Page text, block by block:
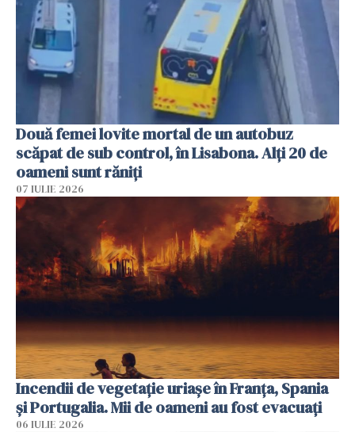
Două femei lovite mortal de un autobuz
scăpat de sub control, în Lisabona. Alți 20 de
oameni sunt răniți
07 IULIE 2026
Incendii de vegetație uriașe în Franța, Spania
și Portugalia. Mii de oameni au fost evacuați
06 IULIE 2026